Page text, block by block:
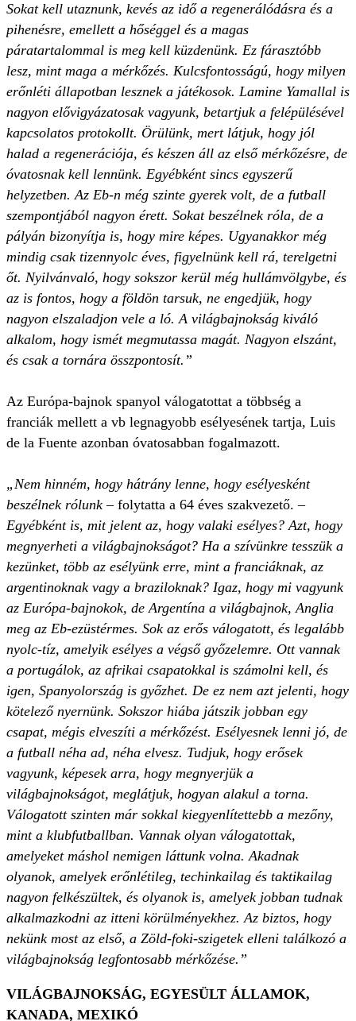
Sokat kell utaznunk, kevés az idő a regenerálódásra és a
pihenésre, emellett a hőséggel és a magas
páratartalommal is meg kell küzdenünk. Ez fárasztóbb
lesz, mint maga a mérkőzés. Kulcsfontosságú, hogy milyen
erőnléti állapotban lesznek a játékosok. Lamine Yamallal is
nagyon elővigyázatosak vagyunk, betartjuk a felépülésével
kapcsolatos protokollt. Örülünk, mert látjuk, hogy jól
halad a regenerációja, és készen áll az első mérkőzésre, de
óvatosnak kell lennünk. Egyébként sincs egyszerű
helyzetben. Az Eb-n még szinte gyerek volt, de a futball
szempontjából nagyon érett. Sokat beszélnek róla, de a
pályán bizonyítja is, hogy mire képes. Ugyanakkor még
mindig csak tizennyolc éves, figyelnünk kell rá, terelgetni
őt. Nyilvánvaló, hogy sokszor kerül még hullámvölgybe, és
az is fontos, hogy a földön tarsuk, ne engedjük, hogy
nagyon elszaladjon vele a ló. A világbajnokság kiváló
alkalom, hogy ismét megmutassa magát. Nagyon elszánt,
és csak a tornára összpontosít.”
Az Európa-bajnok spanyol válogatottat a többség a
franciák mellett a vb legnagyobb esélyesének tartja, Luis
de la Fuente azonban óvatosabban fogalmazott.
„Nem hinném, hogy hátrány lenne, hogy esélyesként
beszélnek rólunk– folytatta a 64 éves szakvezető. –
Egyébként is, mit jelent az, hogy valaki esélyes? Azt, hogy
megnyerheti a világbajnokságot? Ha a szívünkre tesszük a
kezünket, több az esélyünk erre, mint a franciáknak, az
argentinoknak vagy a braziloknak? Igaz, hogy mi vagyunk
az Európa-bajnokok, de Argentína a világbajnok, Anglia
meg az Eb-ezüst­érmes. Sok az erős válogatott, és legalább
nyolc-tíz, amelyik esélyes a végső győzelemre. Ott vannak
a portugálok, az afrikai csapatokkal is számolni kell, és
igen, Spanyolország is győzhet. De ez nem azt jelenti, hogy
kötelező nyernünk. Sokszor hiába játszik jobban egy
csapat, mégis elveszíti a mérkőzést. Esélyesnek lenni jó, de
a futball néha ad, néha elvesz. Tudjuk, hogy erősek
vagyunk, képesek arra, hogy megnyerjük a
világbajnokságot, meglátjuk, hogyan alakul a torna.
Válogatott szinten már sokkal kiegyenlítettebb a mezőny,
mint a klubfutballban. Vannak olyan válogatottak,
amelyeket máshol nemigen láttunk volna. Akadnak
olyanok, amelyek erőnlétileg, techinkailag és taktikailag
nagyon felkészültek, és olyanok is, amelyek jobban tudnak
alkalmazkodni az itteni körülményekhez. Az biztos, hogy
nekünk most az első, a Zöld-foki-szigetek elleni találkozó a
világbajnokság legfontosabb mérkőzése.”
VILÁGBAJNOKSÁG, EGYESÜLT ÁLLAMOK,
KANADA, MEXIKÓ